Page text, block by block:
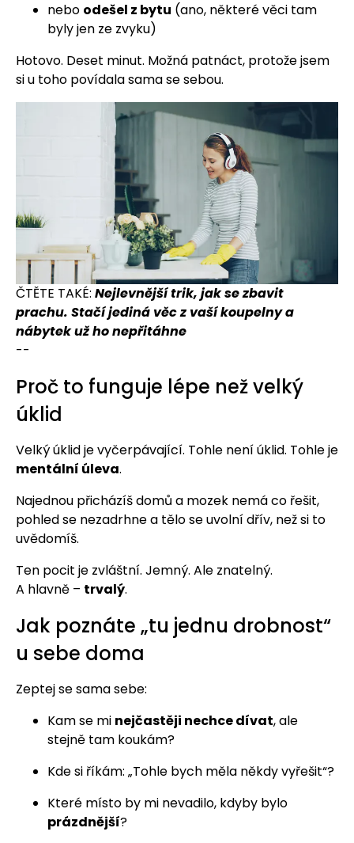
nebo odešel z bytu (ano, některé věci tam
byly jen ze zvyku)
Hotovo. Deset minut. Možná patnáct, protože jsem
si u toho povídala sama se sebou.
ČTĚTE TAKÉ: Nejlevnější trik, jak se zbavit
prachu. Stačí jediná věc z vaší koupelny a
nábytek už ho nepřitáhne
--
Proč to funguje lépe než velký
úklid
Velký úklid je vyčerpávající. Tohle není úklid. Tohle je
mentální úleva.
Najednou přicházíš domů a mozek nemá co řešit,
pohled se nezadrhne a tělo se uvolní dřív, než si to
uvědomíš.
Ten pocit je zvláštní. Jemný. Ale znatelný.
A hlavně – trvalý.
Jak poznáte „tu jednu drobnost“
u sebe doma
Zeptej se sama sebe:
Kam se mi nejčastěji nechce dívat, ale
stejně tam koukám?
Kde si říkám: „Tohle bych měla někdy vyřešit“?
Které místo by mi nevadilo, kdyby bylo
prázdnější?